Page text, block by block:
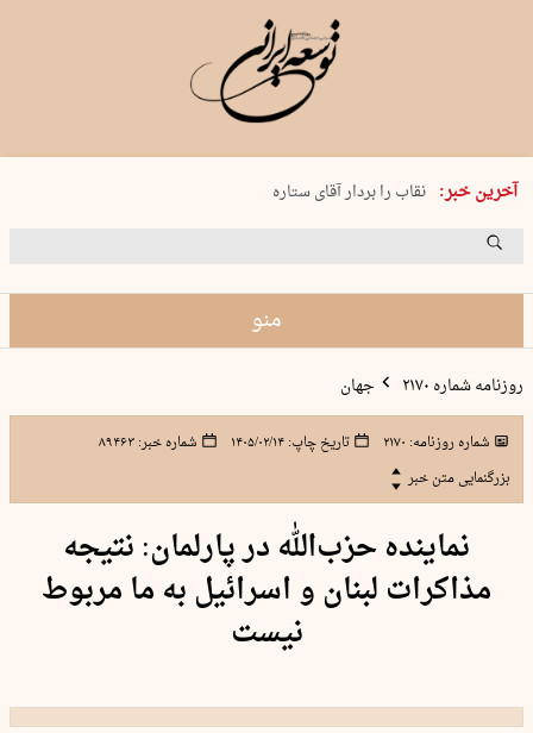
آخرین خبر:
پنجشنبه 15 مرداد 1405 شماره 2243
نقاب را بردار آقای ستاره
کدام فوتبال؟
منو
روزنامه شماره ۲۱۷۰ جهان
شماره روزنامه: ۲۱۷۰ تاریخ چاپ:۱۴۰۵/۰۲/۱۴ شماره خبر:۸۹۴۶۳
بزرگنمایی متن خبر
نماینده حزب‌الله در پارلمان: نتیجه
مذاکرات لبنان و اسرائیل به ما مربوط
نیست